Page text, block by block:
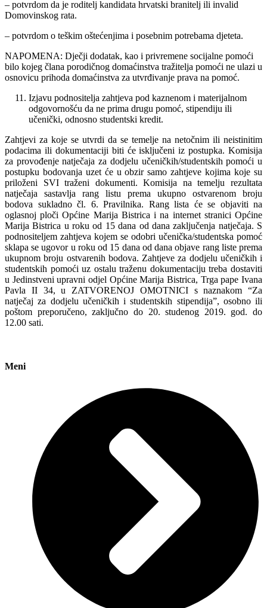
– potvrdom da je roditelj kandidata hrvatski branitelj ili invalid
Domovinskog rata.
– potvrdom o teškim oštećenjima i posebnim potrebama djeteta.
NAPOMENA: Dječji dodatak, kao i privremene socijalne pomoći
bilo kojeg člana porodičnog domaćinstva tražitelja pomoći ne ulazi u
osnovicu prihoda domaćinstva za utvrđivanje prava na pomoć.
Izjavu podnositelja zahtjeva pod kaznenom i materijalnom
odgovornošću da ne prima drugu pomoć, stipendiju ili
učenički, odnosno studentski kredit.
Zahtjevi za koje se utvrdi da se temelje na netočnim ili neistinitim
podacima ili dokumentaciji biti će isključeni iz postupka. Komisija
za provođenje natječaja za dodjelu učeničkih/studentskih pomoći u
postupku bodovanja uzet će u obzir samo zahtjeve kojima koje su
priloženi SVI traženi dokumenti. Komisija na temelju rezultata
natječaja sastavlja rang listu prema ukupno ostvarenom broju
bodova sukladno čl. 6. Pravilnika. Rang lista će se objaviti na
oglasnoj ploči Općine Marija Bistrica i na internet stranici Općine
Marija Bistrica u roku od 15 dana od dana zaključenja natječaja. S
podnositeljem zahtjeva kojem se odobri učenička/studentska pomoć
sklapa se ugovor u roku od 15 dana od dana objave rang liste prema
ukupnom broju ostvarenih bodova. Zahtjeve za dodjelu učeničkih i
studentskih pomoći uz ostalu traženu dokumentaciju treba dostaviti
u Jedinstveni upravni odjel Općine Marija Bistrica, Trga pape Ivana
Pavla II 34, u ZATVORENOJ OMOTNICI s naznakom “Za
natječaj za dodjelu učeničkih i studentskih stipendija”, osobno ili
poštom preporučeno, zaključno do 20. studenog 2019. god. do
12.00 sati.
Meni